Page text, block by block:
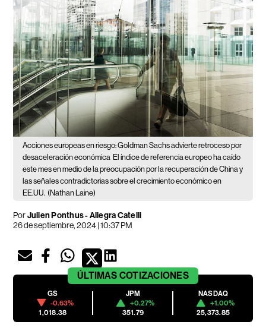
Acciones europeas en riesgo: Goldman Sachs advierte retroceso por
desaceleración económica El índice de referencia europeo ha caído
este mes en medio de la preocupación por la recuperación de China y
las señales contradictorias sobre el crecimiento económico en
EE.UU. (Nathan Laine)
PorJulien Ponthus - Allegra Catelli
26 de septiembre, 2024 | 10:37 PM
ÚLTIMAS COTIZACIONES
GS
-0.63%
1,018.38
JPM
+0.27%
351.79
NASDAQ
+1.00%
25,373.85